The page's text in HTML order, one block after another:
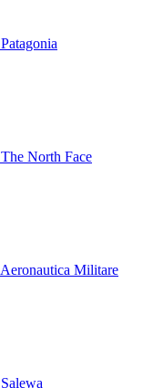
Patagonia
The North Face
Aeronautica Militare
Salewa